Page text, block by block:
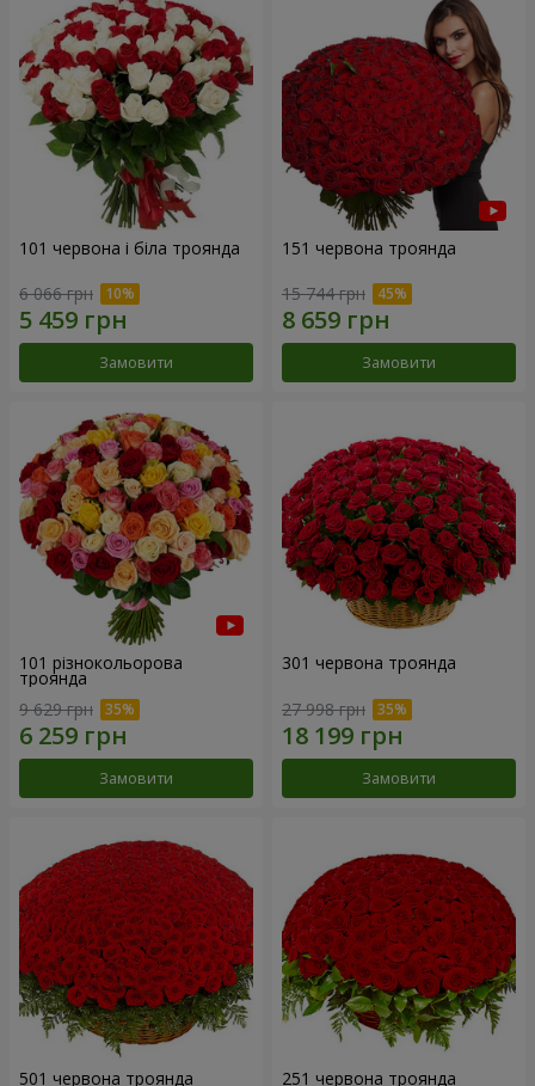
101 червона і біла троянда
6 066 грн
Замовити
151 червона троянда
15 744 грн
Замовити
101 різнокольорова
троянда
9 629 грн
Замовити
301 червона троянда
27 998 грн
Замовити
501 червона троянда 251 червона троянда